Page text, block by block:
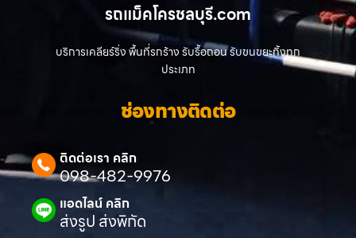
รถแม็คโครชลบุรี.com
บริการเคลียร์ริ่ง พื้นที่รกร้าง รับรื้อถอน รับขนขยะทิ้งทุก
ประเภท
ช่องทางติดต่อ
ติดต่อเรา คลิก
098-482-9976
แอดไลน์ คลิก
ส่งรูป ส่งพิกัด